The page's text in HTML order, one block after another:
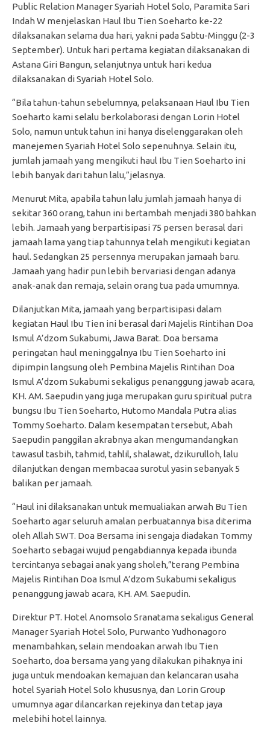
Public Relation Manager Syariah Hotel Solo, Paramita Sari
Indah W menjelaskan Haul Ibu Tien Soeharto ke-22
dilaksanakan selama dua hari, yakni pada Sabtu-Minggu (2-3
September). Untuk hari pertama kegiatan dilaksanakan di
Astana Giri Bangun, selanjutnya untuk hari kedua
dilaksanakan di Syariah Hotel Solo.
“Bila tahun-tahun sebelumnya, pelaksanaan Haul Ibu Tien
Soeharto kami selalu berkolaborasi dengan Lorin Hotel
Solo, namun untuk tahun ini hanya diselenggarakan oleh
manejemen Syariah Hotel Solo sepenuhnya. Selain itu,
jumlah jamaah yang mengikuti haul Ibu Tien Soeharto ini
lebih banyak dari tahun lalu,”jelasnya.
Menurut Mita, apabila tahun lalu jumlah jamaah hanya di
sekitar 360 orang, tahun ini bertambah menjadi 380 bahkan
lebih. Jamaah yang berpartisipasi 75 persen berasal dari
jamaah lama yang tiap tahunnya telah mengikuti kegiatan
haul. Sedangkan 25 persennya merupakan jamaah baru.
Jamaah yang hadir pun lebih bervariasi dengan adanya
anak-anak dan remaja, selain orang tua pada umumnya.
Dilanjutkan Mita, jamaah yang berpartisipasi dalam
kegiatan Haul Ibu Tien ini berasal dari Majelis Rintihan Doa
Ismul A’dzom Sukabumi, Jawa Barat. Doa bersama
peringatan haul meninggalnya Ibu Tien Soeharto ini
dipimpin langsung oleh Pembina Majelis Rintihan Doa
Ismul A’dzom Sukabumi sekaligus penanggung jawab acara,
KH. AM. Saepudin yang juga merupakan guru spiritual putra
bungsu Ibu Tien Soeharto, Hutomo Mandala Putra alias
Tommy Soeharto. Dalam kesempatan tersebut, Abah
Saepudin panggilan akrabnya akan mengumandangkan
tawasul tasbih, tahmid, tahlil, shalawat, dzikurulloh, lalu
dilanjutkan dengan membacaa surotul yasin sebanyak 5
balikan per jamaah.
“Haul ini dilaksanakan untuk memualiakan arwah Bu Tien
Soeharto agar seluruh amalan perbuatannya bisa diterima
oleh Allah SWT. Doa Bersama ini sengaja diadakan Tommy
Soeharto sebagai wujud pengabdiannya kepada ibunda
tercintanya sebagai anak yang sholeh,”terang Pembina
Majelis Rintihan Doa Ismul A’dzom Sukabumi sekaligus
penanggung jawab acara, KH. AM. Saepudin.
Direktur PT. Hotel Anomsolo Sranatama sekaligus General
Manager Syariah Hotel Solo, Purwanto Yudhonagoro
menambahkan, selain mendoakan arwah Ibu Tien
Soeharto, doa bersama yang yang dilakukan pihaknya ini
juga untuk mendoakan kemajuan dan kelancaran usaha
hotel Syariah Hotel Solo khususnya, dan Lorin Group
umumnya agar dilancarkan rejekinya dan tetap jaya
melebihi hotel lainnya.